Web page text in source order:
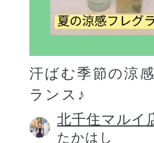
汗ばむ季節の涼
ランス♪
北千住マルイ
たかはし